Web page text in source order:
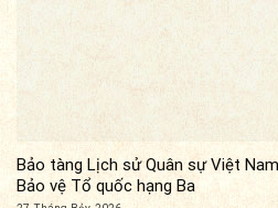
Bảo tàng Lịch sử Quân sự Việt
Bảo vệ Tổ quốc hạng Ba